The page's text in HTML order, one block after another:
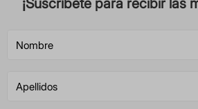
¡Suscríbete para recibir las